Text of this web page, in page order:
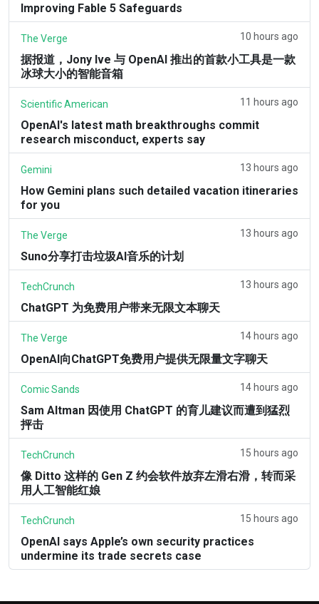
Improving Fable 5 Safeguards
The Verge 10 hours ago
据报道，Jony Ive 与 OpenAI 推出的首款小工具是一款
冰球大小的智能音箱
Scientific American 11 hours ago
OpenAI's latest math breakthroughs commit
research misconduct, experts say
Gemini 13 hours ago
How Gemini plans such detailed vacation itineraries
for you
The Verge 13 hours ago
Suno分享打击垃圾AI音乐的计划
TechCrunch 13 hours ago
ChatGPT 为免费用户带来无限文本聊天
The Verge 14 hours ago
OpenAI向ChatGPT免费用户提供无限量文字聊天
Comic Sands 14 hours ago
Sam Altman 因使用 ChatGPT 的育儿建议而遭到猛烈
抨击
TechCrunch 15 hours ago
像 Ditto 这样的 Gen Z 约会软件放弃左滑右滑，转而采
用人工智能红娘
TechCrunch 15 hours ago
OpenAI says Apple’s own security practices
undermine its trade secrets case